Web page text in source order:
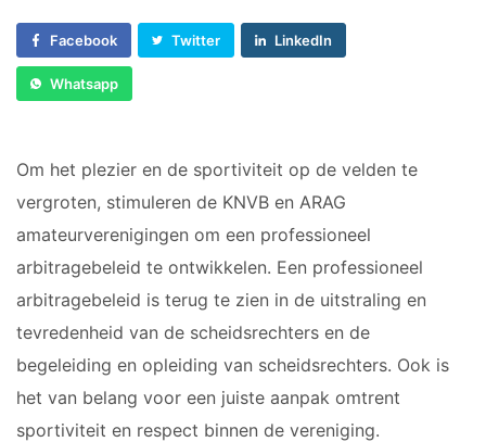
VOORWAARTS
7
VOORWAARTS
18+1
VROUWEN 1
VETERANEN
35/45 PLUS
WALKING
FOOTBALL
JO17-1
JO17-2
MO20-1
MO15-1
PUPILLEN MINI'S ZAAL
Facebook Twitter LinkedIn
Whatsapp
Om het plezier en de sportiviteit op de velden te
vergroten, stimuleren de KNVB en ARAG
amateurverenigingen om een professioneel
arbitragebeleid te ontwikkelen. Een professioneel
arbitragebeleid is terug te zien in de uitstraling en
tevredenheid van de scheidsrechters en de
begeleiding en opleiding van scheidsrechters. Ook is
het van belang voor een juiste aanpak omtrent
sportiviteit en respect binnen de vereniging.